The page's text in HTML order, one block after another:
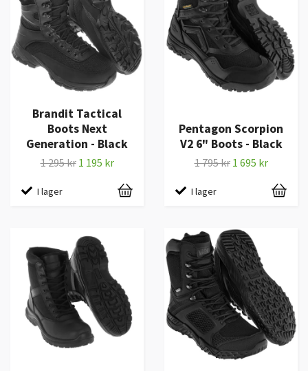
Brandit Tactical
Boots Next
Generation - Black
1 295 kr 1 195 kr
I lager
Pentagon Scorpion
V2 6" Boots - Black
1 795 kr 1 695 kr
I lager